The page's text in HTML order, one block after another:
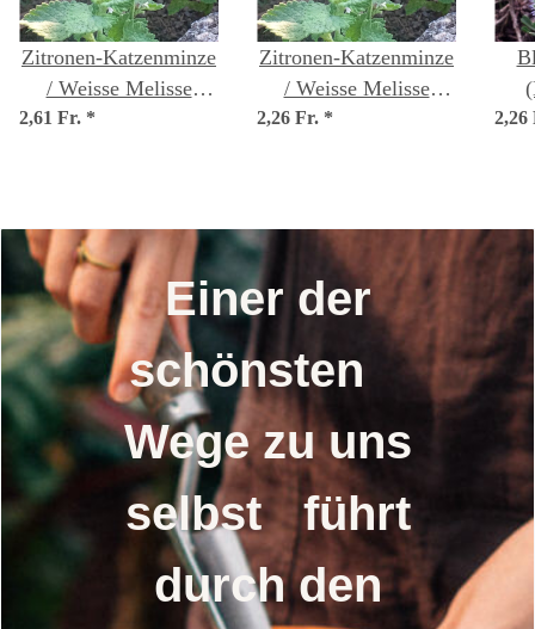
Zitronen-Katzenminze
/ Weisse Melisse
(Nepeta cataria ssp.
2,61 Fr. *
Zitronen-Katzenminze
/ Weisse Melisse
(Nepeta cataria ssp.
2,26 Fr. *
Einer der
schönsten
Wege zu uns
selbst führt
durch den